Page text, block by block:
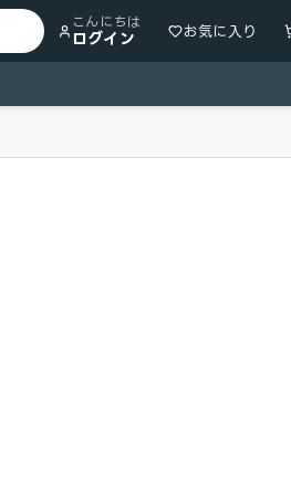
こんにちは
ログイン お気に入り